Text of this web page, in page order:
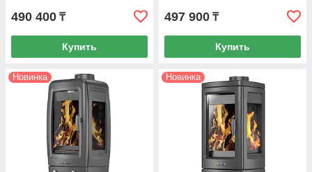
490 400 ₸
Купить
497 900 ₸
Купить
Новинка Новинка